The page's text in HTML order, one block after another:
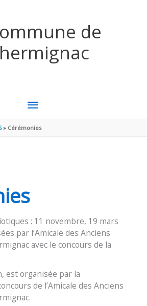
de
MENU
PRINCIPAL
Cérémonies
: 11 novembre, 19 mars
par l’Amicale des Anciens
avec le concours de la
est organisée par la
de l’Amicale des Anciens